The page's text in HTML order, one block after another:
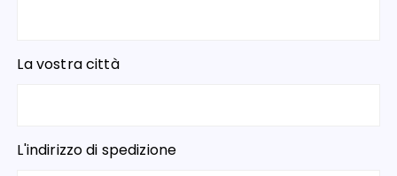
La vostra città
L'indirizzo di spedizione